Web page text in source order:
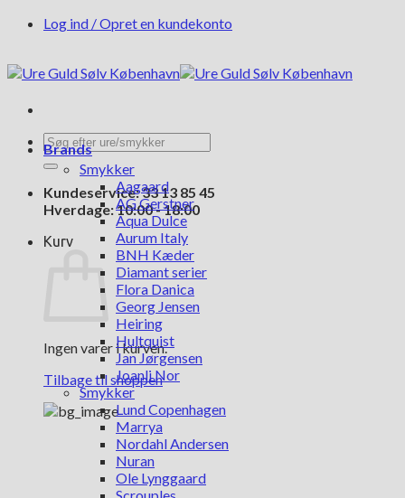
FortsætLog ind / Opret en kundekonto
Søg
efter:
Kundeservice: 33 13 85 45
Hverdage: 10:00 - 18:00
Kurv
Ingen varer i kurven.
Tilbage til shoppen
Brands
Smykker
Aagaard
AG Gerstner
Aqua Dulce
Aurum Italy
BNH Kæder
Diamant serier
Flora Danica
Georg Jensen
Heiring
Hultquist
Jan Jørgensen
Joanli Nor
Smykker
Lund Copenhagen
Marrya
Nordahl Andersen
Nuran
Ole Lynggaard